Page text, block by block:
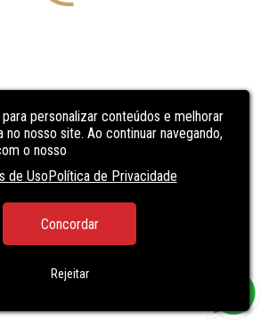
personalizar conteúdos e melhorar
no nosso site. Ao continuar navegando,
o nosso
de UsoPolítica de Privacidade
Concordar
Rejeitar